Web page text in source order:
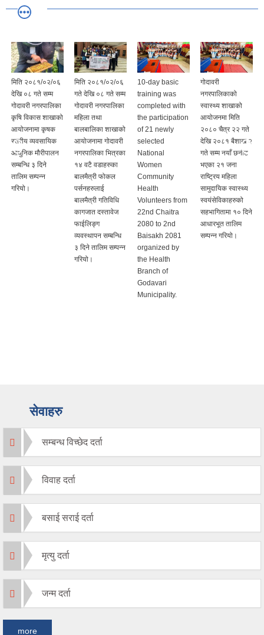
मिति २०८१/०२/०६
गते देखि ०८ गते सम्म
गोदावरी नगरपालिका
महिला तथा
बालबालिका शाखाको
आयोजनामा गोदावरी
नगरपालिका भित्रका
१४ वटै वडाहरुका
बालमैत्री फोकल
पर्सनहरुलाई
10-day basic
training was
completed with
the participation
of 21 newly
selected
National
Women
Community
Health
Volunteers from
22nd Chaitra
2080 to 2nd
Baisakh 2081
organized by
the Health
गोदावरी
नगरपालिकाको
स्वास्थ्य शाखाको
आयोजनमा मिति
२०८० चैत्र २२ गते
देखि २०८१ बैशाख २
गते सम्म नयाँ छनौट
भएका २१ जना
राष्ट्रिय महिला
सामुदायिक स्वास्थ्य
स्वयंसेविकाहरुको
सहभागितामा १० दिने
आधारभूत तालिम
सम्पन्न गरियो।
Godawari
Municipality in
collaboration
Under the
USAID FHI 360
and
Environment
and Public
Health
Organization
(ENPHO)
organized a 2-
day (23rd and
24th of Chaitra)
सेवाहरु
सम्बन्ध विच्छेद दर्ता
विवाह दर्ता
बसाई सराई दर्ता
मृत्यु दर्ता
जन्म दर्ता
more